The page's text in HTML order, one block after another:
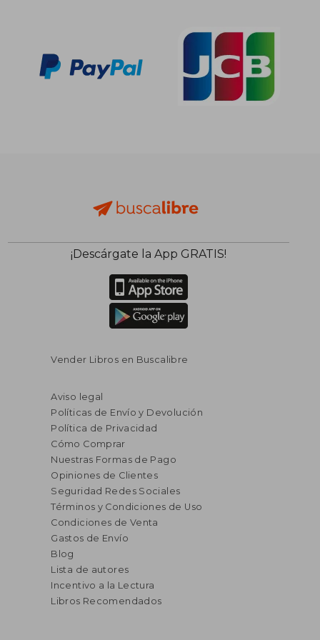
¡Descárgate la App GRATIS!
Vender Libros en Buscalibre
Aviso legal
Políticas de Envío y Devolución
Política de Privacidad
Cómo Comprar
Nuestras Formas de Pago
Opiniones de Clientes
Seguridad Redes Sociales
Términos y Condiciones de Uso
Condiciones de Venta
Gastos de Envío
Blog
Lista de autores
Incentivo a la Lectura
Libros Recomendados